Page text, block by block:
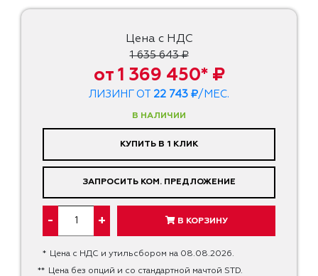
Цена с НДС
1 635 643 ₽
от 1 369 450* ₽
ЛИЗИНГ ОТ 22 743 ₽/МЕС.
В НАЛИЧИИ
КУПИТЬ В 1 КЛИК
ЗАПРОСИТЬ КОМ. ПРЕДЛОЖЕНИЕ
- + В КОРЗИНУ
* Цена с НДС и утильсбором на 08.08.2026.
** Цена без опций и со стандартной мачтой STD.